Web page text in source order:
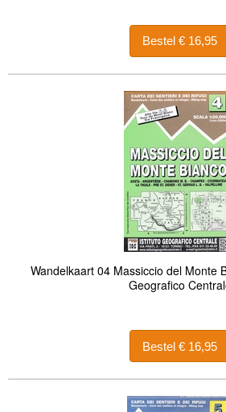
Bestel € 16,95
Wandelkaart 04 Massiccio del Monte
Geografico
Bestel € 16,95